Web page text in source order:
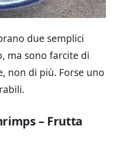
due semplici
ma sono farcite di
non di più. Forse uno
– Frutta